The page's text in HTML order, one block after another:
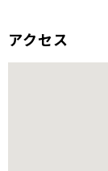
アクセス